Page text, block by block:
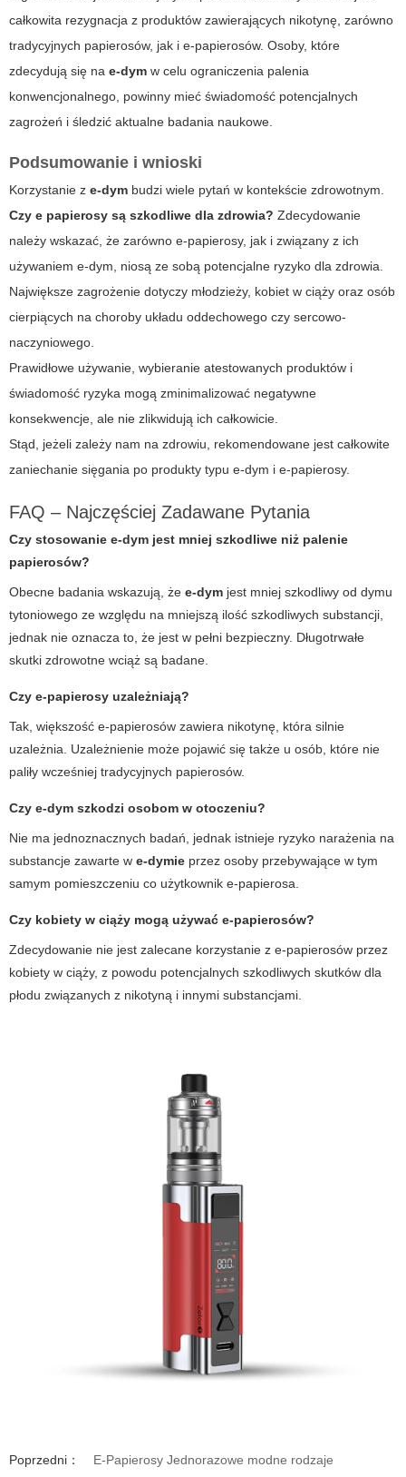
całkowita rezygnacja z produktów zawierających nikotynę, zarówno
tradycyjnych papierosów, jak i e-papierosów. Osoby, które
zdecydują się na e-dym w celu ograniczenia palenia
konwencjonalnego, powinny mieć świadomość potencjalnych
zagrożeń i śledzić aktualne badania naukowe.
Podsumowanie i wnioski
Korzystanie z e-dym budzi wiele pytań w kontekście zdrowotnym.
Czy e papierosy są szkodliwe dla zdrowia? Zdecydowanie
należy wskazać, że zarówno e-papierosy, jak i związany z ich
używaniem e-dym, niosą ze sobą potencjalne ryzyko dla zdrowia.
Największe zagrożenie dotyczy młodzieży, kobiet w ciąży oraz osób
cierpiących na choroby układu oddechowego czy sercowo-
naczyniowego.
Prawidłowe używanie, wybieranie atestowanych produktów i
świadomość ryzyka mogą zminimalizować negatywne
konsekwencje, ale nie zlikwidują ich całkowicie.
Stąd, jeżeli zależy nam na zdrowiu, rekomendowane jest całkowite
zaniechanie sięgania po produkty typu e-dym i e-papierosy.
FAQ – Najczęściej Zadawane Pytania
Czy stosowanie e-dym jest mniej szkodliwe niż palenie
papierosów?
Obecne badania wskazują, że e-dym jest mniej szkodliwy od dymu
tytoniowego ze względu na mniejszą ilość szkodliwych substancji,
jednak nie oznacza to, że jest w pełni bezpieczny. Długotrwałe
skutki zdrowotne wciąż są badane.
Czy e-papierosy uzależniają?
Tak, większość e-papierosów zawiera nikotynę, która silnie
uzależnia. Uzależnienie może pojawić się także u osób, które nie
paliły wcześniej tradycyjnych papierosów.
Czy e-dym szkodzi osobom w otoczeniu?
Nie ma jednoznacznych badań, jednak istnieje ryzyko narażenia na
substancje zawarte w e-dymie przez osoby przebywające w tym
samym pomieszczeniu co użytkownik e-papierosa.
Czy kobiety w ciąży mogą używać e-papierosów?
Zdecydowanie nie jest zalecane korzystanie z e-papierosów przez
kobiety w ciąży, z powodu potencjalnych szkodliwych skutków dla
płodu związanych z nikotyną i innymi substancjami.
Poprzedni： E-Papierosy Jednorazowe modne rodzaje